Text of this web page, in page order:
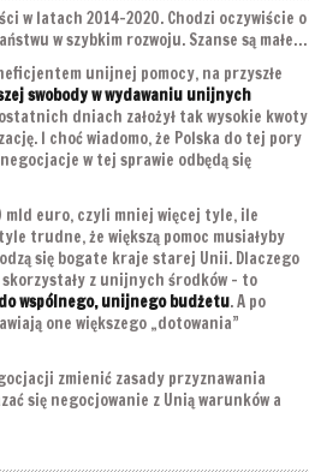
w latach 2014-2020. Chodzi oczywiście o
w szybkim rozwoju. Szanse są małe…
unijnej pomocy, na przyszłe
swobody w wydawaniu unijnych
dniach założył tak wysokie kwoty
I choć wiadomo, że Polska do tej pory
w tej sprawie odbędą się
mld euro, czyli mniej więcej tyle, ile
trudne, że większą pomoc musiałyby
się bogate kraje starej Unii. Dlaczego
z unijnych środków – to
wspólnego, unijnego budżetu. A po
one większego „dotowania”
zmienić zasady przyznawania
się negocjowanie z Unią warunków a